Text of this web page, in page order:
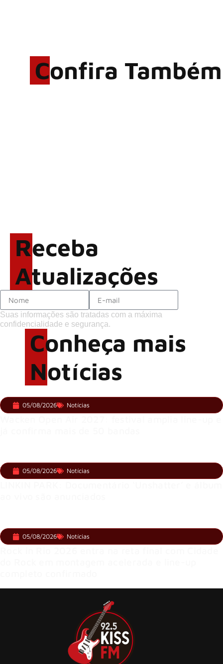
Confira Também
Receba
Atualizações
Suas informações são tratadas com a máxima
confidencialidade e segurança.
Conheça mais
Notícias
05/08/2026 Notícias
05/08/2026 Notícias
05/08/2026 Notícias